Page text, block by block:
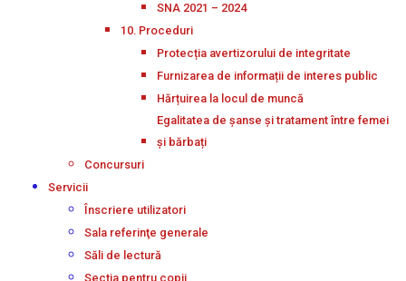
SNA 2021 – 2024
10. Proceduri
Protecția avertizorului de integritate
Furnizarea de informații de interes public
Hărțuirea la locul de muncă
Egalitatea de șanse și tratament între femei
și bărbați
Concursuri
Servicii
Înscriere utilizatori
Sala referinţe generale
Săli de lectură
Secţia pentru copii